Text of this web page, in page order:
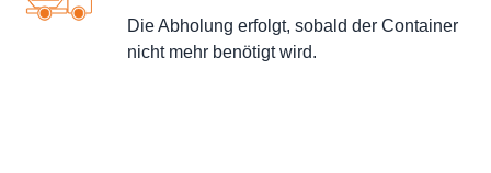
Die Abholung erfolgt, sobald der Container
nicht mehr benötigt wird.